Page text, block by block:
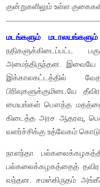
குன்றுகளிலும் உள்ள
மடங்களும்
நதிகளுக்கிடைப்பட்ட
அமைந்திருந்தன.
இக்காலகட்டத்தில்
மையங்கள் பௌத்த
கிடைத்த அரச ஆதரவு,
வளர்ச்சிக்கு உத்வேகம்
நாளந்தா
பல்கலைக்கழகத்தைத் தவிர
வந்தன. சமஸ்கிருதம்